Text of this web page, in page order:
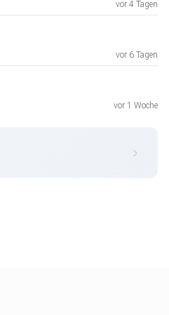
vor 4 Tagen
vor 6 Tagen
vor 1 Woche